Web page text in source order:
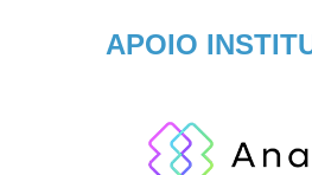
APOIO